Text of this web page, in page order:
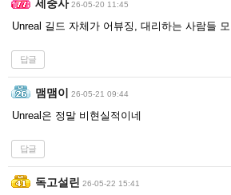
세중사 26-05-20 11:45
Unreal 길드 자체가 어뷰징, 대리하는 사람들
답글
맴맴이 26-05-21 09:44
Unreal은 정말 비현실적이네
답글
독고설린 26-05-22 15:41